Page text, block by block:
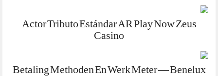
Actor Tributo Estándar AR Play Now Zeus
Casino
Betaling Methoden En Werk Meter — Benelux